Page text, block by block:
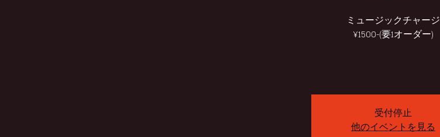
ミュージックチャージ
¥1500-(要1オーダー)
受付停止
他のイベントを見る